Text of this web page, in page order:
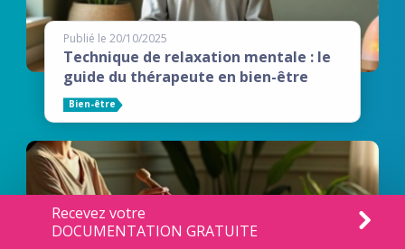
Publié le 20/10/2025
Technique de relaxation mentale : le
guide du thérapeute en bien-être
Bien-être
Recevez votre
DOCUMENTATION GRATUITE